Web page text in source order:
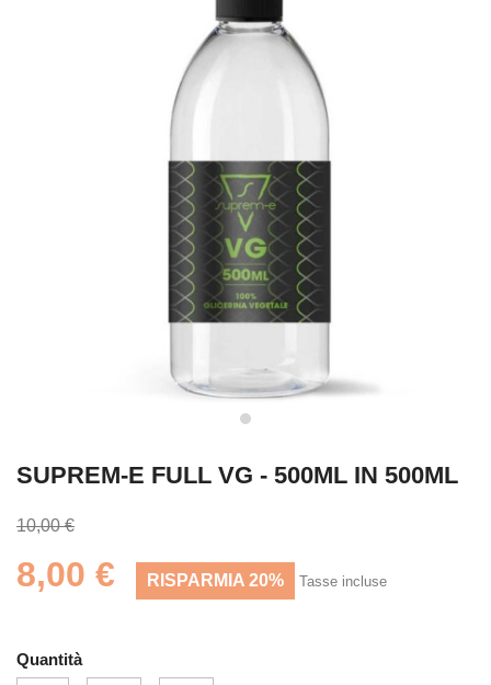
SUPREM-E FULL VG - 500ML IN 500ML
10,00 €
8,00 € RISPARMIA 20% Tasse incluse
Quantità